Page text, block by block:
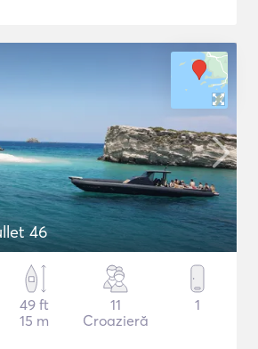
46
49 ft
15 m
11
Croazieră
1